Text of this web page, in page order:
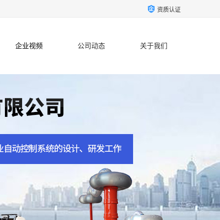
资质认证
企业视频 公司动态 关于我们